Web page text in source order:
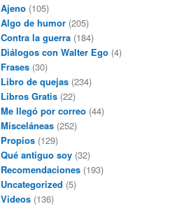
Ajeno (105)
Algo de humor (205)
Contra la guerra (184)
Diálogos con Walter Ego (4)
Frases (30)
Libro de quejas (234)
Libros Gratis (22)
Me llegó por correo (44)
Misceláneas (252)
Propios (129)
Qué antiguo soy (32)
Recomendaciones (193)
Uncategorized (5)
Videos (136)